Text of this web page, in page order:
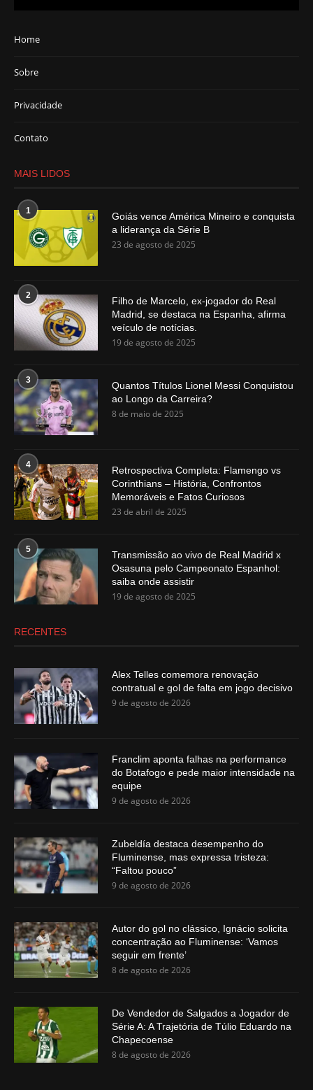
Home
Sobre
Privacidade
Contato
MAIS LIDOS
1
Goiás vence América Mineiro e conquista
a liderança da Série B
23 de agosto de 2025
2
Filho de Marcelo, ex-jogador do Real
Madrid, se destaca na Espanha, afirma
veículo de notícias.
19 de agosto de 2025
3
Quantos Títulos Lionel Messi Conquistou
ao Longo da Carreira?
8 de maio de 2025
4
Retrospectiva Completa: Flamengo vs
Corinthians – História, Confrontos
Memoráveis e Fatos Curiosos
23 de abril de 2025
5
Transmissão ao vivo de Real Madrid x
Osasuna pelo Campeonato Espanhol:
saiba onde assistir
19 de agosto de 2025
RECENTES
Alex Telles comemora renovação
contratual e gol de falta em jogo decisivo
9 de agosto de 2026
Franclim aponta falhas na performance
do Botafogo e pede maior intensidade na
equipe
9 de agosto de 2026
Zubeldía destaca desempenho do
Fluminense, mas expressa tristeza:
“Faltou pouco”
9 de agosto de 2026
Autor do gol no clássico, Ignácio solicita
concentração ao Fluminense: ‘Vamos
seguir em frente’
8 de agosto de 2026
De Vendedor de Salgados a Jogador de
Série A: A Trajetória de Túlio Eduardo na
Chapecoense
8 de agosto de 2026